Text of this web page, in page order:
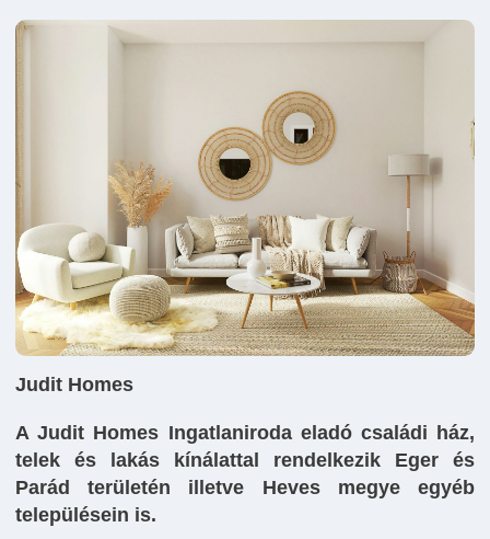
Judit Homes
A Judit Homes Ingatlaniroda eladó családi ház,
telek és lakás kínálattal rendelkezik Eger és
Parád területén illetve Heves megye egyéb
településein is.